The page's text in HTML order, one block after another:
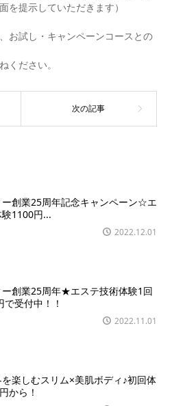
を提示していただきます）
お試し・キャンペーンコースとの
ください。
ー創業25周年記念キャンペーン☆エ
1100円...
2022.12.01
ー創業25周年★エステ技術体験1回
で受付中！！
2022.11.01
楽しむスリム×美肌ボディ♪初回体
から！